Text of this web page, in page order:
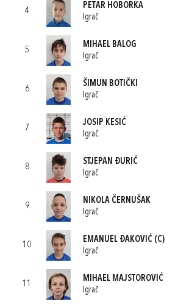
4
PETAR HOBORKA
Igrač
5
MIHAEL BALOG
Igrač
6
ŠIMUN BOTIČKI
Igrač
7
JOSIP KESIĆ
Igrač
8
STJEPAN ĐURIĆ
Igrač
9
NIKOLA ČERNUŠAK
Igrač
10
EMANUEL ĐAKOVIĆ (C)
Igrač
11
MIHAEL MAJSTOROVIĆ
Igrač